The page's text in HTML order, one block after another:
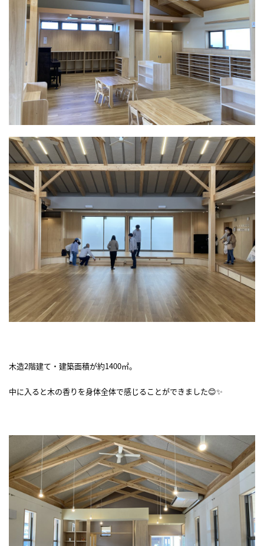
木造2階建て・建築面積が約1400㎡。
中に入ると木の香りを身体全体で感じることができました😊✨